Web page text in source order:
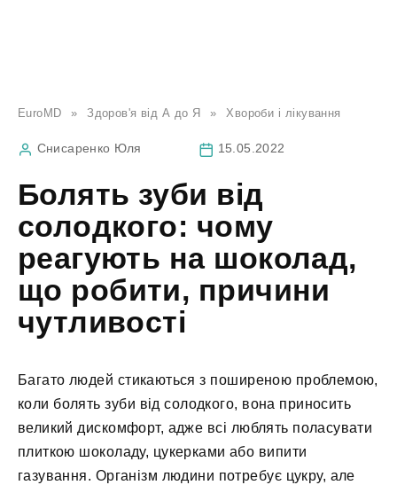
EuroMD » Здоров'я від А до Я » Хвороби і лікування
Снисаренко Юля 15.05.2022
Болять зуби від
солодкого: чому
реагують на шоколад,
що робити, причини
чутливості
Багато людей стикаються з поширеною проблемою,
коли болять зуби від солодкого, вона приносить
великий дискомфорт, адже всі люблять поласувати
плиткою шоколаду, цукерками або випити
газування. Організм людини потребує цукру, але